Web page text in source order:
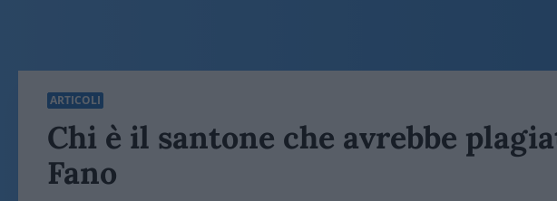
ARTICOLI
Chi è il santone che avrebbe
Fano